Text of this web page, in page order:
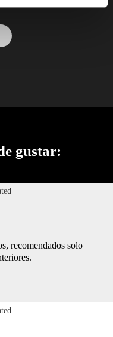
gustar:
recomendados solo